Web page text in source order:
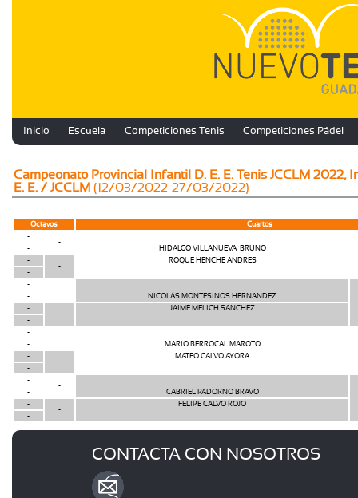
Inicio Escuela Competiciones Tenis Competiciones Pádel
Campeonato Provincial Infantil D. E. E. Tenis JCCLM
E. E. / JCCLM (12/03/2022-27/03/2022)
Octavos
Cuartos
-
-
HIDALGO VILLANUEVA, BRUNO
-
-
-
ROQUE HENCHE ANDRES
-
-
-
NICOLÁS MONTESINOS HERNANDEZ
-
-
-
JAIME MELICH SANCHEZ
-
-
-
MARIO BERROCAL MAROTO
-
-
-
MATEO CALVO AYORA
-
-
-
GABRIEL PADORNO BRAVO
-
-
-
FELIPE CALVO ROJO
-
CONTACTA CON NOSOTROS